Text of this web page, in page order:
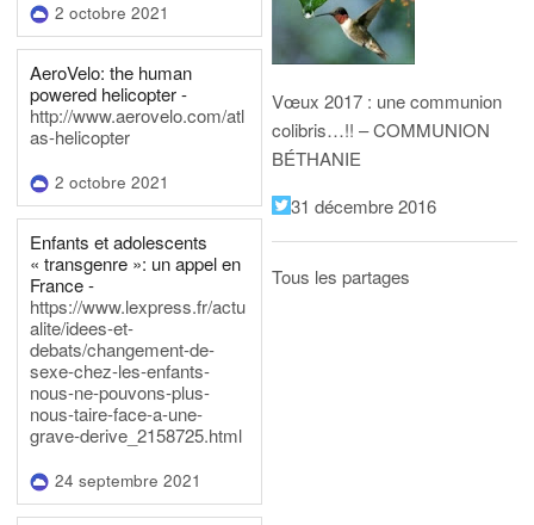
2 octobre 2021
AeroVelo: the human
powered helicopter -
http://www.aerovelo.com/atl
as-helicopter
2 octobre 2021
Enfants et adolescents
« transgenre »: un appel en
France -
https://www.lexpress.fr/actu
alite/idees-et-
debats/changement-de-
sexe-chez-les-enfants-
nous-ne-pouvons-plus-
nous-taire-face-a-une-
grave-derive_2158725.html
24 septembre 2021
Vœux 2017 : une communion
colibris…!! – COMMUNION
BÉTHANIE
31 décembre 2016
Tous les partages